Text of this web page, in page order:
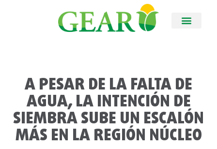
A PESAR DE LA FALTA DE
AGUA, LA INTENCIÓN DE
SIEMBRA SUBE UN ESCALÓN
MÁS EN LA REGIÓN NÚCLEO